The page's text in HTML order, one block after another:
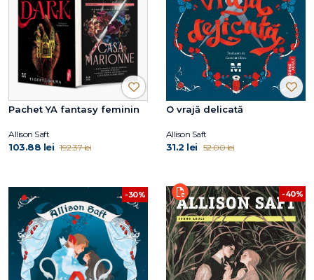
Pachet YA fantasy feminin
Allison Saft
103.88 lei 192.37 lei
O vrajă delicată
Allison Saft
31.2 lei 52.00 lei
-30% -40%